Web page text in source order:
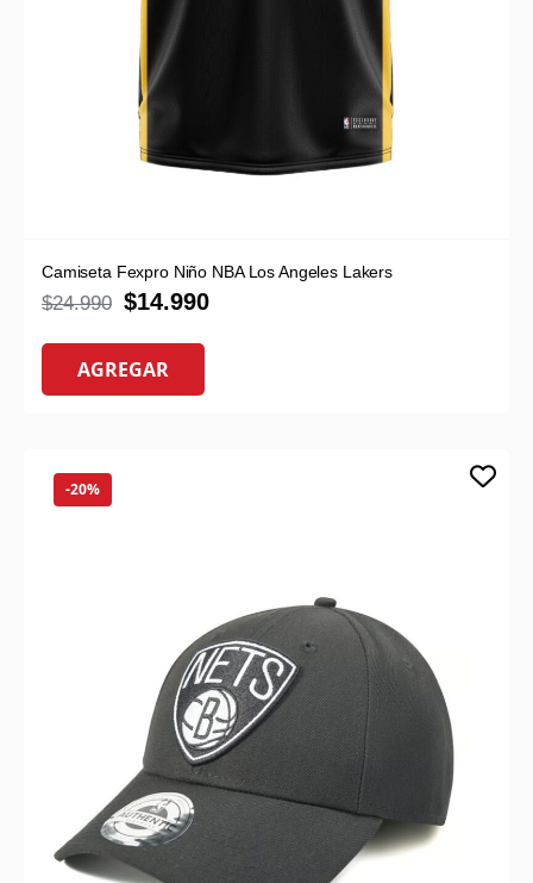
Camiseta Fexpro Niño NBA Los Angeles Lakers
$24.990 $14.990
AGREGAR
-20%